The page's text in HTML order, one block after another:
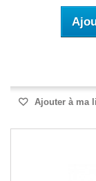
Ajouter à ma